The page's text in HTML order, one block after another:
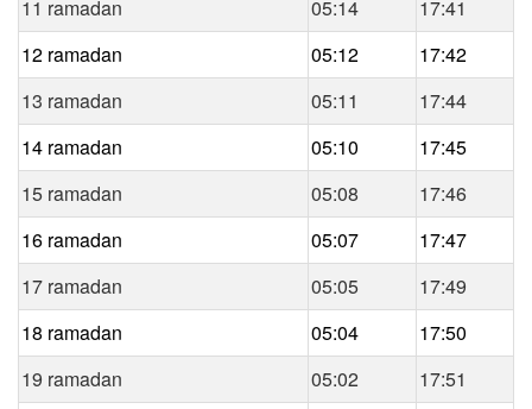
11 ramadan 05:14
17:41
12 ramadan
05:12
17:42
13 ramadan
05:11
17:44
14 ramadan
05:10
17:45
15 ramadan
05:08
17:46
16 ramadan
05:07
17:47
17 ramadan
05:05
17:49
18 ramadan
05:04
17:50
19 ramadan
05:02
17:51